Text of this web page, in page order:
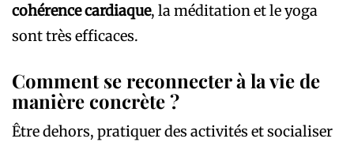
cohérence cardiaque, la méditation et le yoga
sont très efficaces.
Comment se reconnecter à la vie de
manière concrète ?
Être dehors, pratiquer des activités et socialiser